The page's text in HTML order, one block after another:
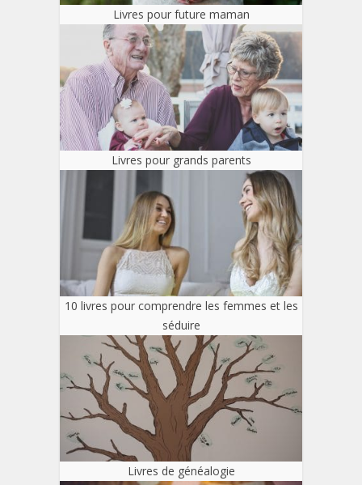
Livres pour future maman
Livres pour grands parents
10 livres pour comprendre les femmes et les
séduire
Livres de généalogie